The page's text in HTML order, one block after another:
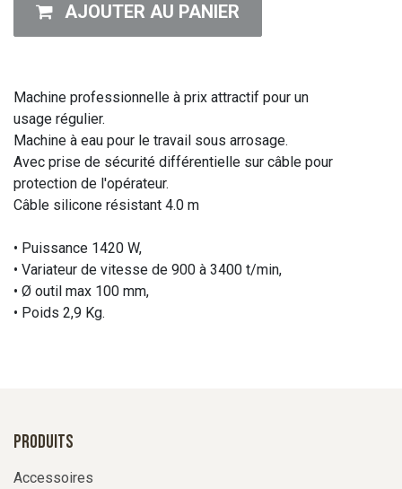
AJOUTER AU PANIER
Machine professionnelle à prix attractif pour un
usage régulier.
Machine à eau pour le travail sous arrosage.
Avec prise de sécurité différentielle sur câble pour
protection de l'opérateur.
Câble silicone résistant 4.0 m
• Puissance 1420 W,
• Variateur de vitesse de 900 à 3400 t/min,
• Ø outil max 100 mm,
• Poids 2,9 Kg.
Produits
Accessoires